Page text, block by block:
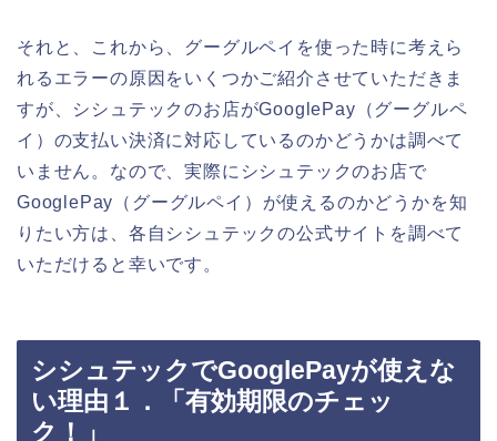
それと、これから、グーグルペイを使った時に考えら
れるエラーの原因をいくつかご紹介させていただきま
すが、シシュテックのお店がGooglePay（グーグルペ
イ）の支払い決済に対応しているのかどうかは調べて
いません。なので、実際にシシュテックのお店で
GooglePay（グーグルペイ）が使えるのかどうかを知
りたい方は、各自シシュテックの公式サイトを調べて
いただけると幸いです。
シシュテックでGooglePayが使えな
い理由１．「有効期限のチェッ
ク！」